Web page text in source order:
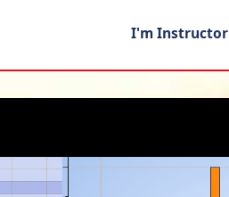
I'm Instructor